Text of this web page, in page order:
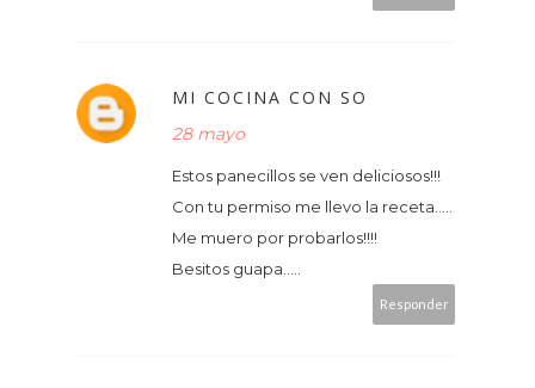
MI COCINA CON SO
28 mayo
Estos panecillos se ven deliciosos!!!
Con tu permiso me llevo la receta.....
Me muero por probarlos!!!!
Besitos guapa.....
Responder